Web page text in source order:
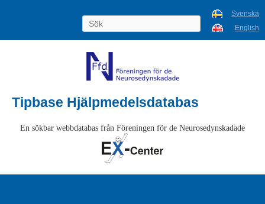
Svenska
English
Tipbase Hjälpmedelsdatabas
En sökbar webbdatabas från Föreningen för de Neurosedynskadade